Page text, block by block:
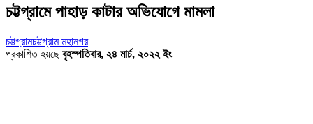
চট্টগ্রামে পাহাড় কাটার অভিযোগে মামলা
চট্টগ্রামচট্টগ্রাম মহানগর
প্রকাশিত হয়ছেবৃহস্পতিবার, ২৪ মার্চ, ২০২২ ইং